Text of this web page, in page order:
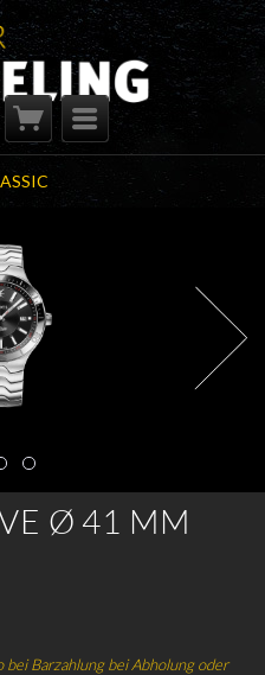
Ø 41 MM
Barzahlung bei Abholung oder